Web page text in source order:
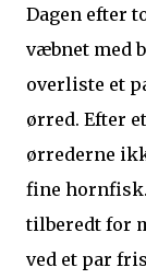
Dagen efter
væbnet med
overliste et
ørred. Efter
ørrederne
fine
tilberedt for
ved et par